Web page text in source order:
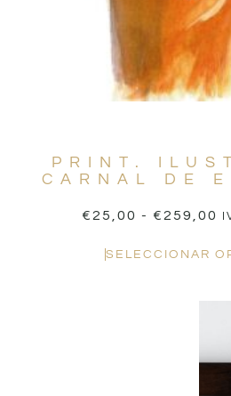
PRINT.
CARNAL DE
€25,00 - €259,00
SELECCIONAR